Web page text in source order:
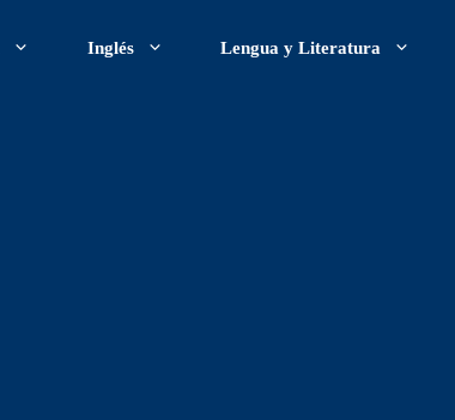
Inglés Lengua y Literatura